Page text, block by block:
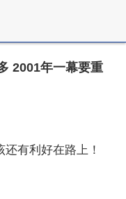
2001年一幕要重
有利好在路上！